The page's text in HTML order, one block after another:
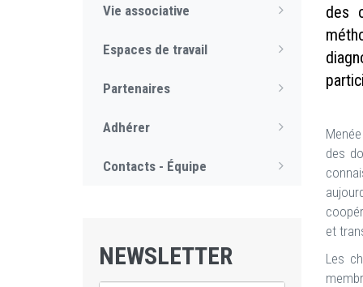
Vie associative
Espaces de travail
Partenaires
Adhérer
Contacts - Équipe
NEWSLETTER
des
des
et
Les